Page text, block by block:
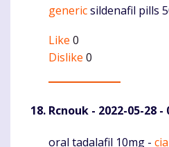
genericsildenafil pills
Like 0
Dislike 0
Rcnouk - 2022-05-28 -
oral tadalafil 10mg -